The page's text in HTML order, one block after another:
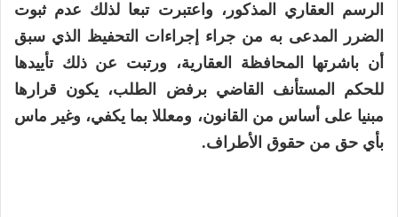
الرسم العقاري المذكور، واعتبرت تبعا لذلك عدم ثبوت
الضرر المدعى به من جراء إجراءات التحفيظ الذي سبق
أن باشرتها المحافظة العقارية، ورتبت عن ذلك تأييدها
للحكم المستأنف القاضي برفض الطلب، يكون قرارها
مبنيا على أساس من القانون، ومعللا بما يكفي، وغير ماس
بأي حق من حقوق الأطراف.